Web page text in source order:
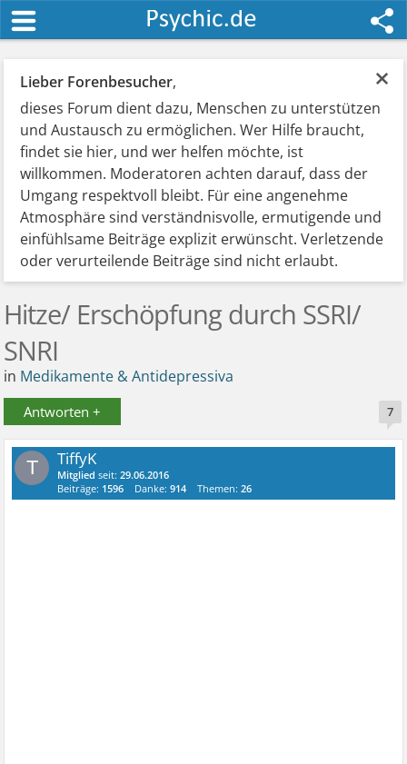
×
Lieber Forenbesucher,
dieses Forum dient dazu, Menschen zu unterstützen
und Austausch zu ermöglichen. Wer Hilfe braucht,
findet sie hier, und wer helfen möchte, ist
willkommen. Moderatoren achten darauf, dass der
Umgang respektvoll bleibt. Für eine angenehme
Atmosphäre sind verständnisvolle, ermutigende und
einfühlsame Beiträge explizit erwünscht. Verletzende
oder verurteilende Beiträge sind nicht erlaubt.
Hitze/ Erschöpfung durch SSRI/
SNRI
in Medikamente & Antidepressiva
Antworten + 7
T TiffyK
Mitglied seit:29.06.2016
Beiträge: 1596 Danke:914 Themen:26